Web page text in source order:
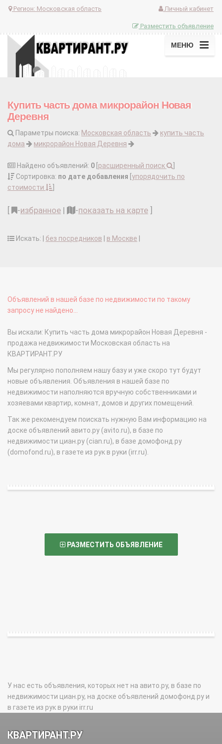
Регион: Московская область Личный кабинет
Разместить объявление
МЕНЮ
Купить часть дома микрорайон Новая
Деревня
Параметры поиска: Московская область
купить часть
дома
микрорайон Новая Деревня
Найдено объявлений: 0 расширенный поиск
Сортировка: по дате добавления упорядочить по
стоимости
-избранное | -показать на карте
Искать: | без посредников в Москве
Объявлений в нашей базе по недвижимости по такому
запросу не найдено...
Вы искали: Купить часть дома микрорайон Новая Деревня -
продажа недвижимости Московская область на
КВАРТИРАНТ.РУ
Мы регулярно пополняем нашу базу и уже скоро тут будут
новые объявления. Объявления в нашей базе по
недвижимости наполняются вручную собственниками и
хозяевами квартир, комнат, домов и других помещений.
Так же рекомендуем поискать нужную Вам информацию на
доске объявлений авито.ру (avito.ru), в базе по
недвижимости циан.ру (cian.ru), в базе домофонд.ру
(domofond.ru), в газете из рук в руки (irr.ru).
РАЗМЕСТИТЬ ОБЪЯВЛЕНИЕ
У нас есть объявления, которых нет на авито.ру, в базе по
недвижимости циан.ру, на доске объявлений домофонд.ру и
в газете из рук в руки irr.ru
КВАРТИРАНТ.РУ